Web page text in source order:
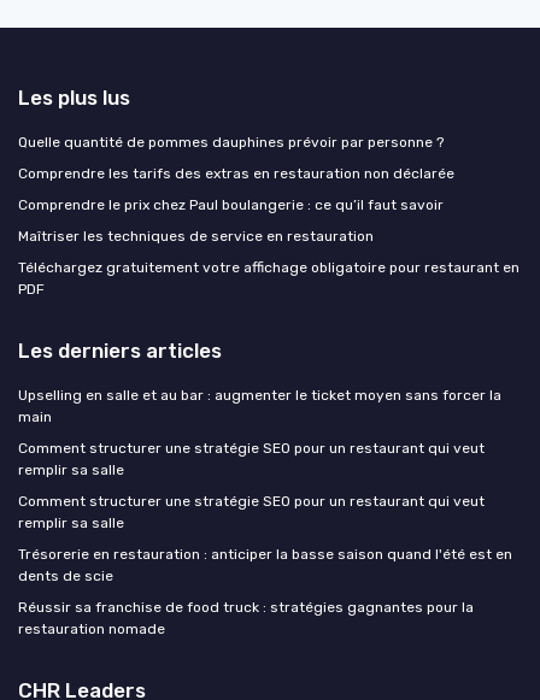
Les plus lus
Quelle quantité de pommes dauphines prévoir par personne ?
Comprendre les tarifs des extras en restauration non déclarée
Comprendre le prix chez Paul boulangerie : ce qu’il faut savoir
Maîtriser les techniques de service en restauration
Téléchargez gratuitement votre affichage obligatoire pour restaurant en
PDF
Les derniers articles
Upselling en salle et au bar : augmenter le ticket moyen sans forcer la
main
Comment structurer une stratégie SEO pour un restaurant qui veut
remplir sa salle
Comment structurer une stratégie SEO pour un restaurant qui veut
remplir sa salle
Trésorerie en restauration : anticiper la basse saison quand l'été est en
dents de scie
Réussir sa franchise de food truck : stratégies gagnantes pour la
restauration nomade
CHR Leaders